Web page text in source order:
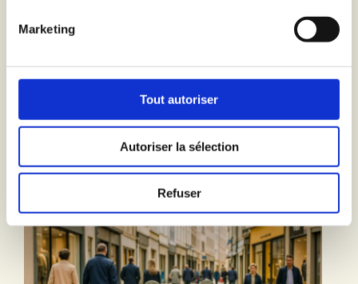
Marketing
Tout autoriser
Autoriser la sélection
Refuser